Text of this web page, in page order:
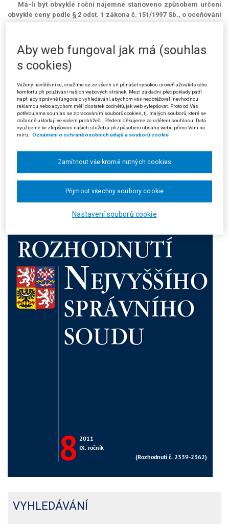
Má-li být obvyklé roční nájemné stanoveno způsobem určení
obvyklé ceny podle § 2 odst. 1 zákona č. 151/1997 Sb., o oceňování
obdobných nemovitostí v předmětném roce. Kritérium stejnosti,
popř. obdobnosti nemovitosti vyžaduje znát nejen stav a umístění
posuzované nemovitosti, nýbrž také stav a umístění nemovitostí
vůbec možné.
(Podle rozsudku Krajského soudu v Plzni ze dne 30. 9. 2009, čj. 30 Ca
127/2008 – 50)
VYHLEDÁVÁNÍ
Aby web fungoval jak má (souhlas
s cookies)
Vážený návštěvníku, snažíme se ze všech sil přinášet vysokou úroveň uživatelského
komfortu při používání našich webových stránek. Mezi základní předpoklady patří
např. aby správně fungovalo vyhledávání, abychom vás neobtěžovali nevhodnou
reklamou nebo abychom měli dostatek podnětů, jak web vylepšovat. Proto od Vás
potřebujeme souhlas se zpracováním souborů cookies, tj. malých souborů, které se
dočasně ukládají ve vašem prohlížeči. Předem děkujeme za udělení souhlasu. Data
využijeme ke zlepšování našich služeb a přizpůsobení obsahu webu přímo Vám na
míru.
Oznámení o ochraně osobních údajů a souborů cookie
Nastavení souborů cookie
Zamítnout vše kromě nutných cookies
Přijmout všechny soubory cookie